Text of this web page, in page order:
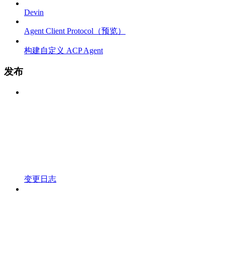
Devin
Agent Client Protocol（预览）
构建自定义 ACP Agent
发布
变更日志